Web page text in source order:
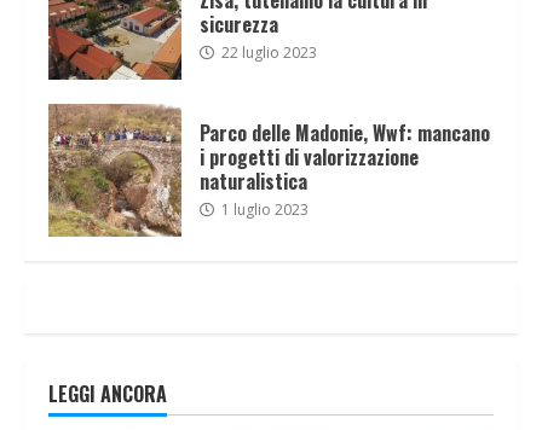
sicurezza
22 luglio 2023
Parco delle Madonie, Wwf: mancano
i progetti di valorizzazione
naturalistica
1 luglio 2023
LEGGI ANCORA